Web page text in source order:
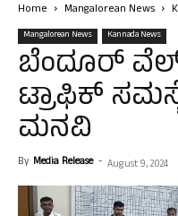
Home Mangalorean News
Mangalorean News Kannada News
ಬೆಂದೂರ್ ವೆಲ್
ಟ್ರಾಫಿಕ್
ಮನವಿ
By Media Release - August 9, 2024